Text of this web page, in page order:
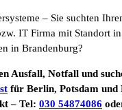
– Sie suchten
IT Firma mit Standort
in Brandenburg?
Ausfall, Notfall und
für Berlin, Potsdam und
– Tel: 030 54874086